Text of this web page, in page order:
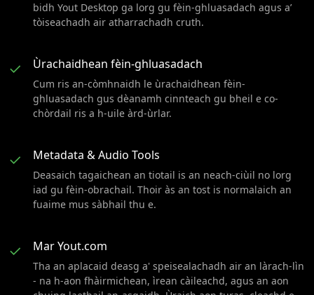
bidh Yout Desktop ga lorg gu fèin-ghluasadach agus a’
tòiseachadh air atharrachadh cruth.
✓ Ùrachaidhean fèin-ghluasadach
Cum ris an-còmhnaidh le ùrachaidhean fèin-
ghluasadach gus dèanamh cinnteach gu bheil e co-
chòrdail ris a h-uile àrd-ùrlar.
✓ Metadata & Audio Tools
Deasaich tagaichean an tiotail is an neach-ciùil no lorg
iad gu fèin-obrachail. Thoir às an tost is normalaich an
fuaime mus sàbhail thu e.
✓ Mar Yout.com
Tha an aplacaid deasg a' speisealachadh air an làrach-lìn
- na h-aon fhàirmichean, ìrean càileachd, agus an aon